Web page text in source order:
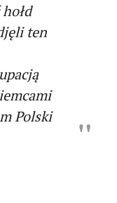
ten
Polski